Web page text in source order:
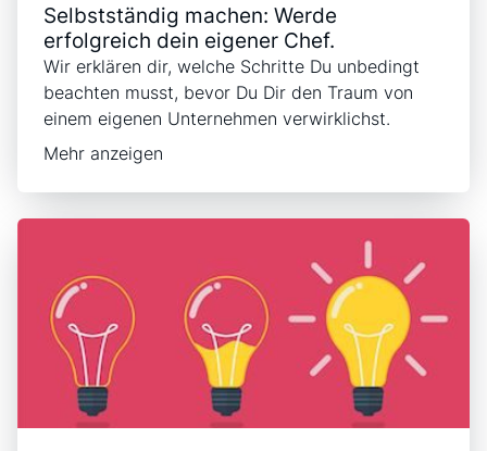
Selbstständig machen: Werde
erfolgreich dein eigener Chef.
Wir erklären dir, welche Schritte Du unbedingt
beachten musst, bevor Du Dir den Traum von
einem eigenen Unternehmen verwirklichst.
Mehr anzeigen